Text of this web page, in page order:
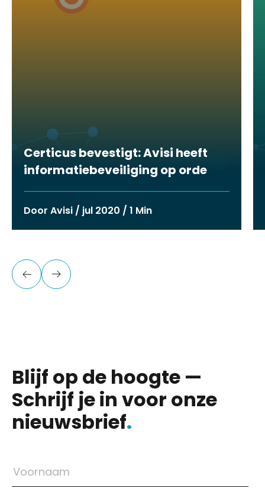
Certicus bevestigt: Avisi heeft
informatiebeveiliging op orde
Door Avisi / jul 2020 / 1 Min
Blijf op de hoogte —
Schrijf je in voor onze
nieuwsbrief.